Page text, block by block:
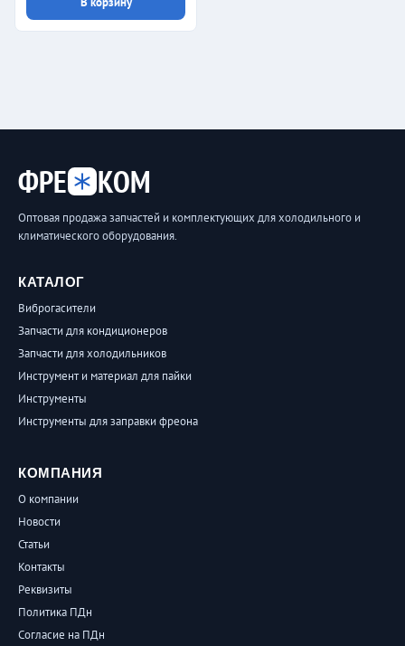
ФРЕ КОМ
Оптовая продажа запчастей и комплектующих для холодильного и
климатического оборудования.
КАТАЛОГ
Виброгасители
Запчасти для кондиционеров
Запчасти для холодильников
Инструмент и материал для пайки
Инструменты
Инструменты для заправки фреона
КОМПАНИЯ
О компании
Новости
Статьи
Контакты
Реквизиты
Политика ПДн
Согласие на ПДн